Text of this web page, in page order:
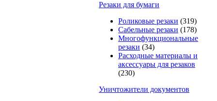
Резаки для бумаги
Роликовые резаки (319)
Сабельные резаки (178)
Многофункциональные
резаки (34)
Расходные материалы и
аксессуары для резаков
(230)
Уничтожители документов